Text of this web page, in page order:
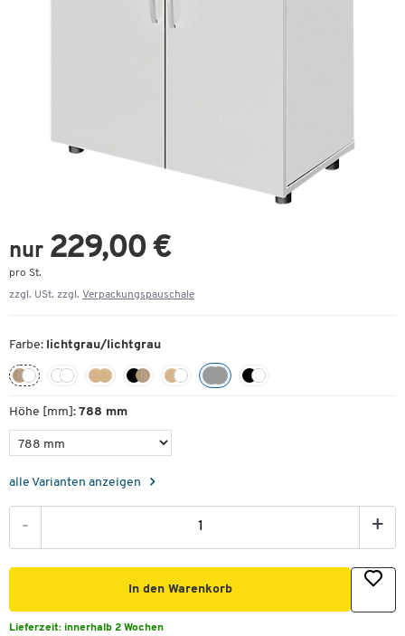
nur 229,00 €
pro St.
zzgl. USt. zzgl. Verpackungspauschale
Farbe: lichtgrau/lichtgrau
Höhe [mm]: 788 mm
alle Varianten anzeigen
- +
In den Warenkorb
Lieferzeit: innerhalb 2 Wochen